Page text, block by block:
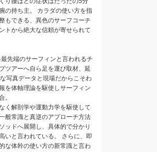
の持ち主。 カラダの使い方を指
もできる、異色のサーフコーチ
トから絶大な信頼が寄せられて
先端のサーフィンと言われるチ
ツアーへ自ら足を運び取材、延
写真データと現場だからこそわ
を体軸理論を駆使しサーフィン
。
く解剖学や運動力学を駆使して
般常識と真逆のアプローチ方法
ッドへ展開し、具体的で分かり
いと言われている。 さらに、即
な体幹の使い方の新常識と言わ